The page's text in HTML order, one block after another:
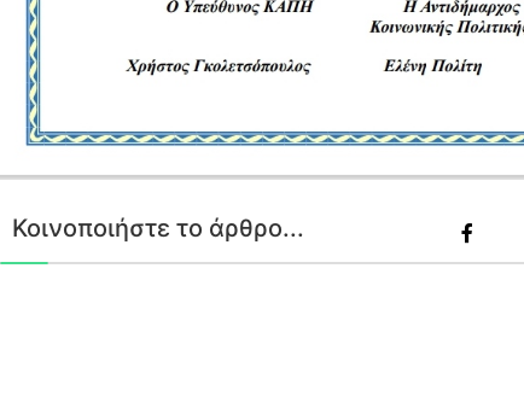
Κοινοποιήστε το άρθρο...